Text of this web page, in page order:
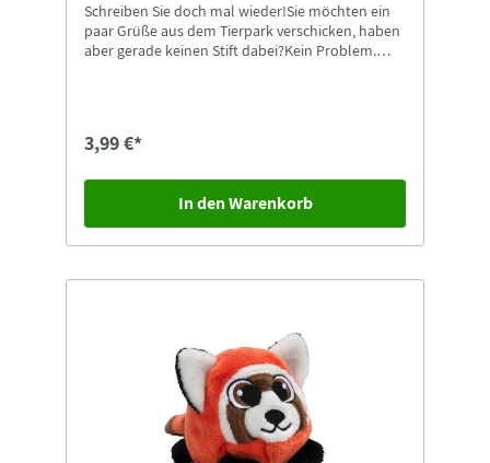
Schreiben Sie doch mal wieder!Sie möchten ein
paar Grüße aus dem Tierpark verschicken, haben
aber gerade keinen Stift dabei?Kein Problem.
3,99 €*
In den Warenkorb